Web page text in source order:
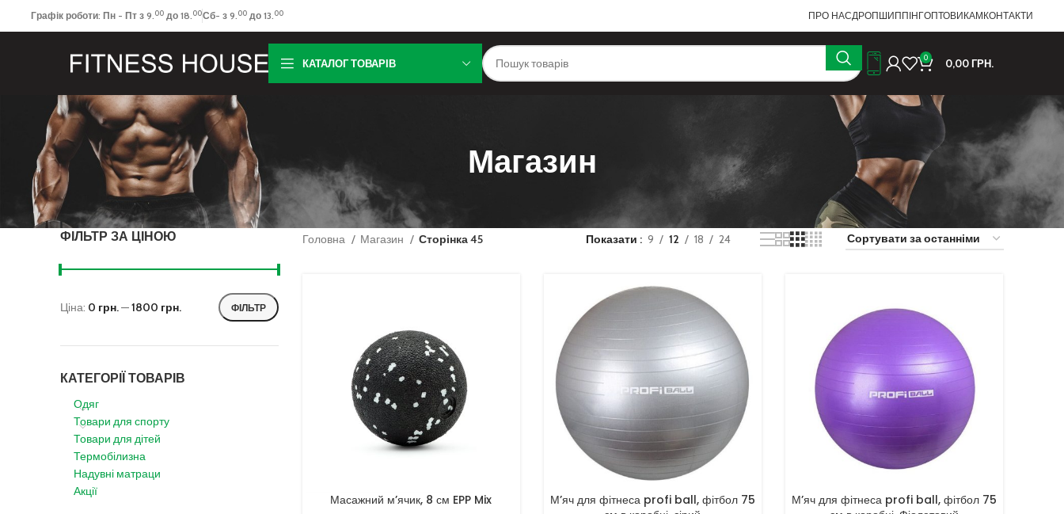
Графік роботи: Пн - Пт з 9.00до 18.00Сб- з 9.00до 13.00 ПРО НАСДРОПШИППІНГОПТОВИКАМКОНТАКТИ
КАТАЛОГ ТОВАРІВ 0 0,00ГРН.
Магазин
ФІЛЬТР ЗА ЦІНОЮ
ФІЛЬТР
Ціна: 0 грн.—1800 грн.
КАТЕГОРІЇ ТОВАРІВ
Одяг
Товари для спорту
Товари для дітей
Термобілизна
Надувні матраци
Акції
Головна Магазин Сторінка 45 Показати 9 12 18 24
Масажний м’ячик, 8 см EPP Mix
М’яч для фітнеса profi ball, фітбол 75
М’яч для фітнеса profi ball, фітбол 75